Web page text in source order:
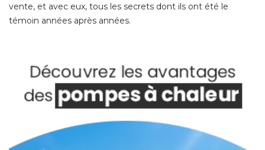
vente, et avec eux, tous les secrets dont ils ont été le
témoin années après années.